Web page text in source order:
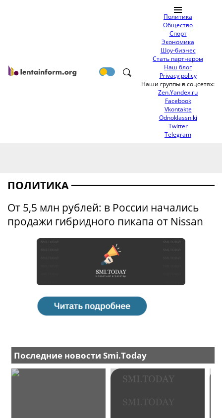
Политика
Общество
Спорт
Экономика
Шоу-бизнес
Стать партнером
Наш блог
Privacy policy
Наши группы в соцсетях:
Zen.Yandex.ru
Facebook
Vkontakte
Odnoklassniki
Twitter
Telegram
ПОЛИТИКА
От 5,5 млн рублей: в России начались
продажи гибридного пикапа от Nissan